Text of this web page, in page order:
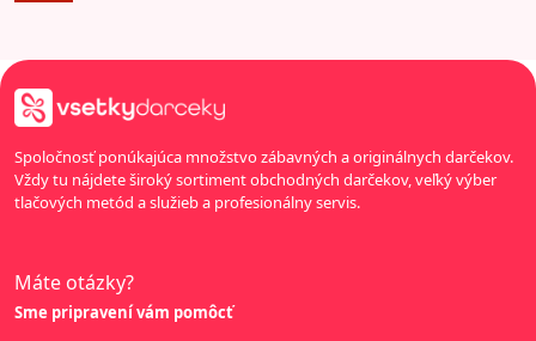
Spoločnosť ponúkajúca množstvo zábavných a originálnych darčekov.
Vždy tu nájdete široký sortiment obchodných darčekov, veľký výber
tlačových metód a služieb a profesionálny servis.
Máte otázky?
Sme pripravení vám pomôcť